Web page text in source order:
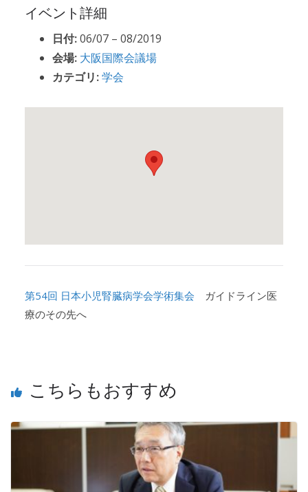
イベント詳細
日付:06/07 – 08/2019
会場: 大阪国際会議場
カテゴリ:学会
第54回 日本小児腎臓病学会学術集会 ガイドライン医
療のその先へ
こちらもおすすめ